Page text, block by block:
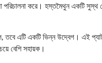
করে। হস্তমৈথুন একটি
এটি একটি ভিন্ন উদ্বেগ। এই
বেশি সহায়ক।